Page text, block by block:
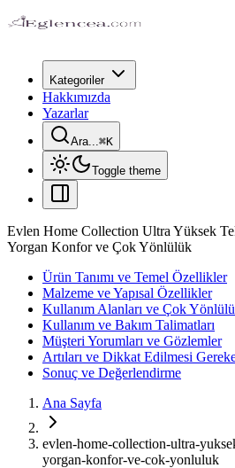
Kategoriler
Hakkımızda
Yazarlar
Ara...⌘K
Toggle theme
Evlen Home Collection Ultra Yüksek
Yorgan Konfor ve Çok Yönlülük
Ürün Tanımı ve Temel Özellikler
Malzeme ve Yapısal Özellikler
Kullanım Alanları ve Çok
Kullanım ve Bakım Talimatları
Müşteri Yorumları ve Gözlemler
Artıları ve Dikkat Edilmesi
Sonuç ve Değerlendirme
Ana Sayfa
evlen-home-collection-ultra-
yorgan-konfor-ve-cok-yonluluk